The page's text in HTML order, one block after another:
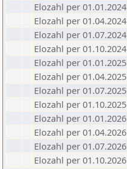
Elozahl per 01.01.2024
Elozahl per 01.04.2024
Elozahl per 01.07.2024
Elozahl per 01.10.2024
Elozahl per 01.01.2025
Elozahl per 01.04.2025
Elozahl per 01.07.2025
Elozahl per 01.10.2025
Elozahl per 01.01.2026
Elozahl per 01.04.2026
Elozahl per 01.07.2026
Elozahl per 01.10.2026